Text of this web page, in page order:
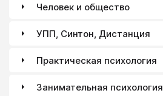
Человек и общество
УПП, Синтон, Дистанция
Практическая психология
Занимательная психология